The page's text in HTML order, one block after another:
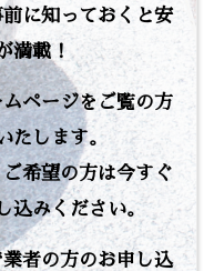
に知っておくと安
満載！
ページをご覧の方
たします。
希望の方は今すぐ
込みください。
者の方のお申し込